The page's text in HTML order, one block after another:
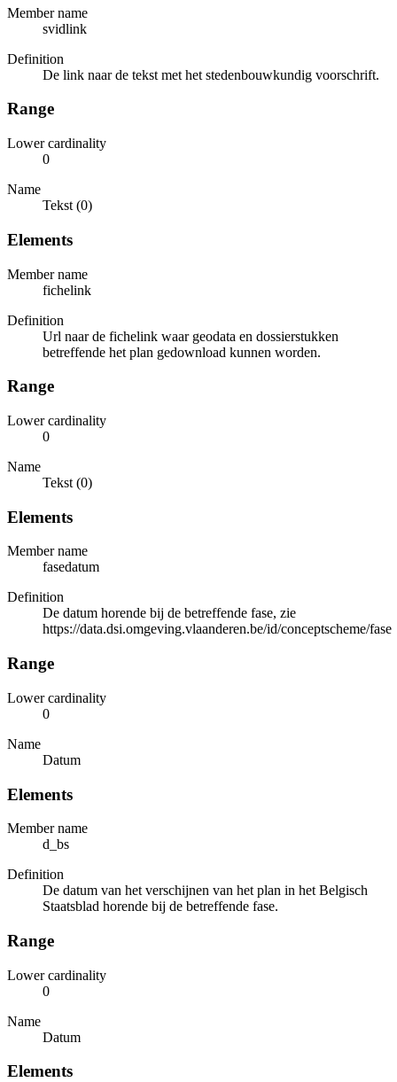
Member name
svidlink
Definition
De link naar de tekst met het stedenbouwkundig voorschrift.
Range
Lower cardinality
0
Name
Tekst (0)
Elements
Member name
fichelink
Definition
Url naar de fichelink waar geodata en dossierstukken
betreffende het plan gedownload kunnen worden.
Range
Lower cardinality
0
Name
Tekst (0)
Elements
Member name
fasedatum
Definition
De datum horende bij de betreffende fase, zie
https://data.dsi.omgeving.vlaanderen.be/id/conceptscheme/fase
Range
Lower cardinality
0
Name
Datum
Elements
Member name
d_bs
Definition
De datum van het verschijnen van het plan in het Belgisch
Staatsblad horende bij de betreffende fase.
Range
Lower cardinality
0
Name
Datum
Elements